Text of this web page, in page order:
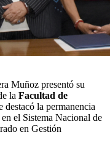
Muñoz presentó su
la Facultad de
destacó la permanencia
el Sistema Nacional de
en Gestión